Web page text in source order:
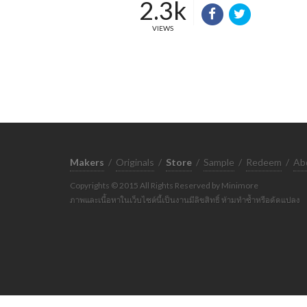
2.3k
VIEWS
Makers / Originals / Store / Sample / Redeem /
Copyrights © 2015 All Rights Reserved by Minimore
ภาพและเนื้อหาในเว็บไซต์นี้เป็นงานมีลิขสิทธิ์ ห้ามทำซ้ำหรือดัดแปลง